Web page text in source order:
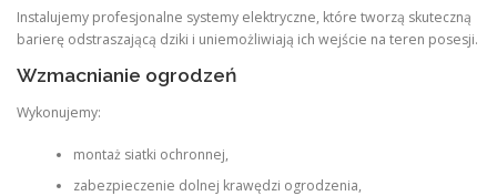
Instalujemy profesjonalne systemy elektryczne, które tworzą skuteczną
barierę odstraszającą dziki i uniemożliwiają ich wejście na teren posesji.
Wzmacnianie ogrodzeń
Wykonujemy:
montaż siatki ochronnej,
zabezpieczenie dolnej krawędzi ogrodzenia,